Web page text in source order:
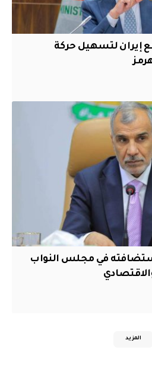
إيران لتسهيل حركة
في مجلس النواب
المزيد